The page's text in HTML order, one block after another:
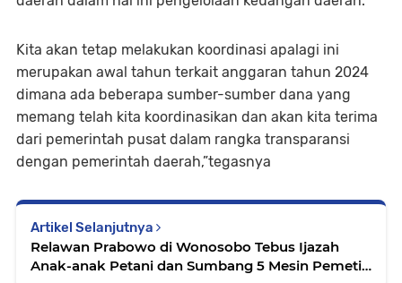
Kita akan tetap melakukan koordinasi apalagi ini
merupakan awal tahun terkait anggaran tahun 2024
dimana ada beberapa sumber-sumber dana yang
memang telah kita koordinasikan dan akan kita terima
dari pemerintah pusat dalam rangka transparansi
dengan pemerintah daerah,”tegasnya
Artikel Selanjutnya
Relawan Prabowo di Wonosobo Tebus Ijazah
Anak-anak Petani dan Sumbang 5 Mesin Pemetik